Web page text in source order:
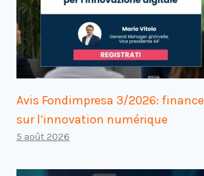
Avis Fondimpresa 3/2026:
sur l’innovation numérique
5 août 2026